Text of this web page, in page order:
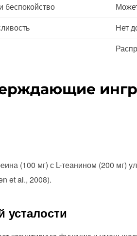
беспокойство
Нет
(100 мг) с L-теанином (200 мг)
et al., 2008).
усталости